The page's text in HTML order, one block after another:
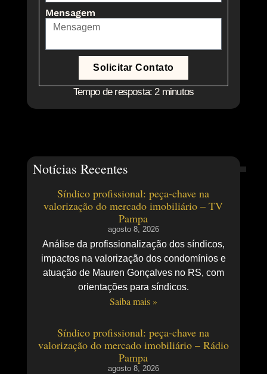
Mensagem
Solicitar Contato
Tempo de resposta: 2 minutos
Notícias Recentes
Síndico profissional: peça-chave na
valorização do mercado imobiliário – TV
Pampa
agosto 8, 2026
Análise da profissionalização dos síndicos,
impactos na valorização dos condomínios e
atuação de Mauren Gonçalves no RS, com
orientações para síndicos.
Saiba mais »
Síndico profissional: peça-chave na
valorização do mercado imobiliário – Rádio
Pampa
agosto 8, 2026